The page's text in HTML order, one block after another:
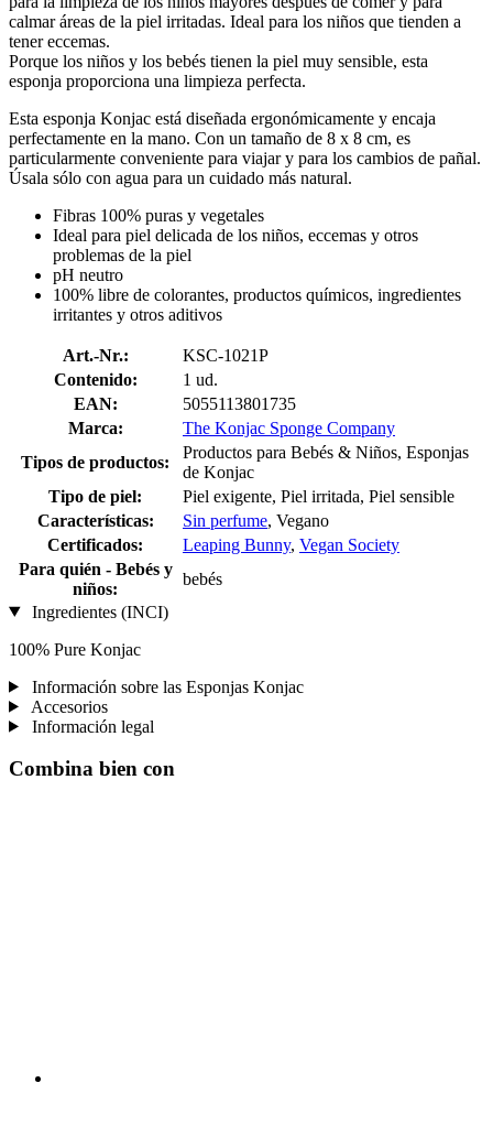
calmar áreas de la piel irritadas. Ideal para los niños que tienden a
tener eccemas.
Porque los niños y los bebés tienen la piel muy sensible, esta
esponja proporciona una limpieza perfecta.
Esta esponja Konjac está diseñada ergonómicamente y encaja
perfectamente en la mano. Con un tamaño de 8 x 8 cm, es
particularmente conveniente para viajar y para los cambios de pañal.
Úsala sólo con agua para un cuidado más natural.
Fibras 100% puras y vegetales
Ideal para piel delicada de los niños, eccemas y otros
problemas de la piel
pH neutro
100% libre de colorantes, productos químicos, ingredientes
irritantes y otros aditivos
Art.-Nr.:
KSC-1021P
Contenido:
1 ud.
EAN:
5055113801735
Marca:
The Konjac Sponge Company
Tipos de productos:
Productos para Bebés & Niños, Esponjas
de Konjac
Tipo de piel:
Piel exigente, Piel irritada, Piel sensible
Características:
Sin perfume, Vegano
Certificados:
Leaping Bunny, Vegan Society
Para quién - Bebés y
niños:
bebés
Ingredientes (INCI)
100% Pure Konjac
Información sobre las Esponjas Konjac
Accesorios
Información legal
Combina bien con